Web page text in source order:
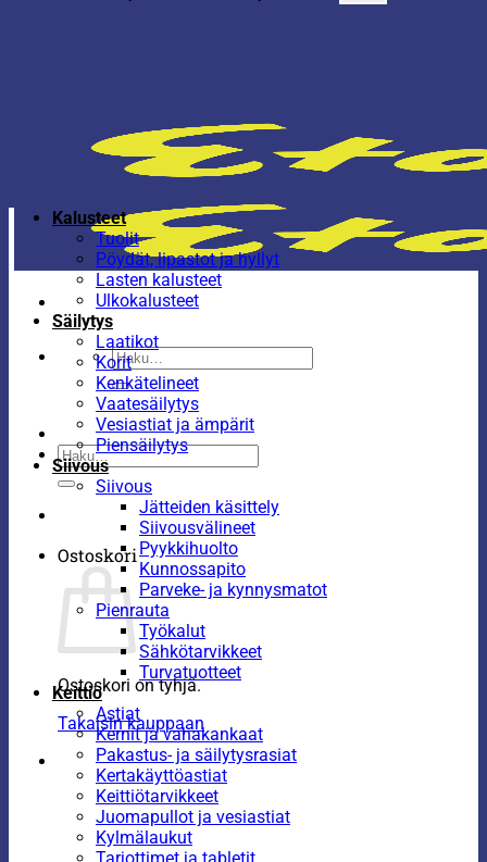
Etsi:
Etsi:
Ostoskori
Ostoskori on tyhjä.
Takaisin kauppaan
Kalusteet
Tuolit
Pöydät, lipastot ja hyllyt
Lasten kalusteet
Ulkokalusteet
Säilytys
Laatikot
Korit
Kenkätelineet
Vaatesäilytys
Vesiastiat ja ämpärit
Piensäilytys
Siivous
Siivous
Jätteiden käsittely
Siivousvälineet
Pyykkihuolto
Kunnossapito
Parveke- ja kynnysmatot
Pienrauta
Työkalut
Sähkötarvikkeet
Turvatuotteet
Keittiö
Astiat
Kernit ja vahakankaat
Pakastus- ja säilytysrasiat
Kertakäyttöastiat
Keittiötarvikkeet
Juomapullot ja vesiastiat
Kylmälaukut